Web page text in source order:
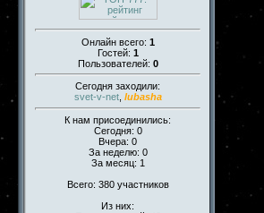
Онлайн всего: 1
Гостей: 1
Пользователей: 0
Сегодня заходили:
svet-v-net, lubasha
К нам присоединились:
Сегодня: 0
Вчера: 0
За неделю: 0
За месяц: 1
Всего: 380 участников
Из них: